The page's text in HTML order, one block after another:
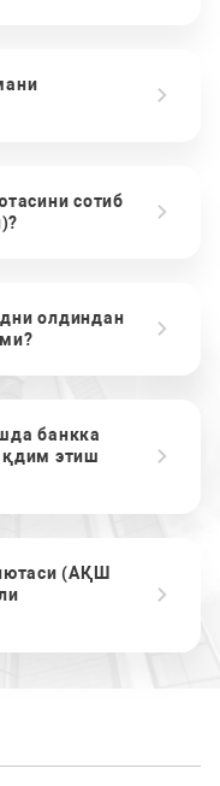
сотиб
олдиндан
банкка
этиш
(АҚШ